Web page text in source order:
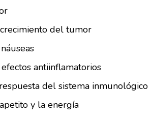
del tumor
antiinflamatorios
del sistema inmunológico
y la energía